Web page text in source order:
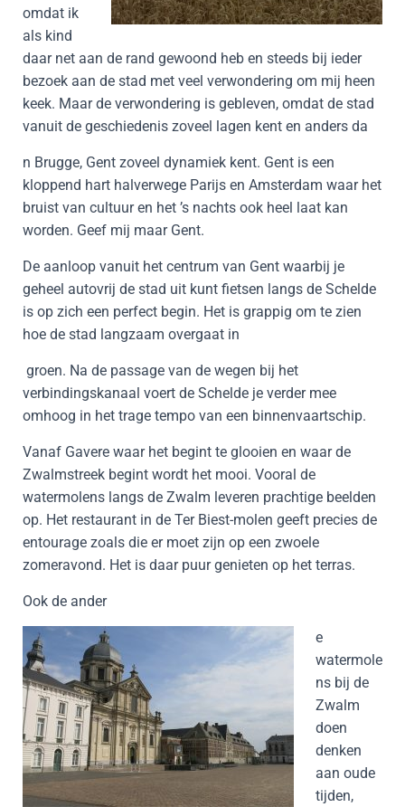
omdat ik
als kind
daar net aan de rand gewoond heb en steeds bij ieder
bezoek aan de stad met veel verwondering om mij heen
keek. Maar de verwondering is gebleven, omdat de stad
vanuit de geschiedenis zoveel lagen kent en anders da
n Brugge, Gent zoveel dynamiek kent. Gent is een
kloppend hart halverwege Parijs en Amsterdam waar het
bruist van cultuur en het ’s nachts ook heel laat kan
worden. Geef mij maar Gent.
De aanloop vanuit het centrum van Gent waarbij je
geheel autovrij de stad uit kunt fietsen langs de Schelde
is op zich een perfect begin. Het is grappig om te zien
hoe de stad langzaam overgaat in
groen. Na de passage van de wegen bij het
verbindingskanaal voert de Schelde je verder mee
omhoog in het trage tempo van een binnenvaartschip.
Vanaf Gavere waar het begint te glooien en waar de
Zwalmstreek begint wordt het mooi. Vooral de
watermolens langs de Zwalm leveren prachtige beelden
op. Het restaurant in de Ter Biest-molen geeft precies de
entourage zoals die er moet zijn op een zwoele
zomeravond. Het is daar puur genieten op het terras.
Ook de ander
e
watermole
ns bij de
Zwalm
doen
denken
aan oude
tijden,